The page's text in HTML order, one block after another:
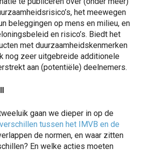
het meewegen
beleggingen op mens en milieu, en
en risico’s. Biedt het
met duurzaamheidskenmerken
nog zeer uitgebreide additionele
aan (potentiële) deelnemers.
gaan we dieper in op de
tussen het IMVB en de
de normen, en waar zitten
En welke acties moeten